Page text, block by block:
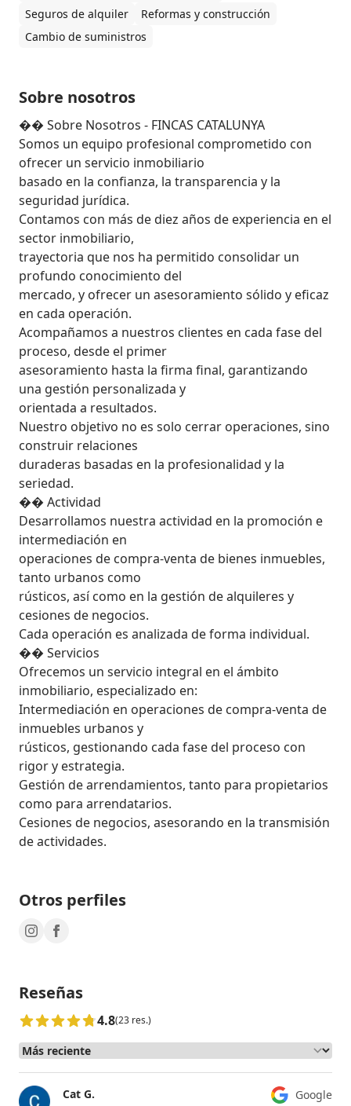
Seguros de alquiler
Reformas y construcción
Cambio de suministros
Sobre nosotros
�� Sobre Nosotros - FINCAS CATALUNYA
Somos un equipo profesional comprometido con
ofrecer un servicio inmobiliario
basado en la confianza, la transparencia y la
seguridad jurídica.
Contamos con más de diez años de experiencia en el
sector inmobiliario,
trayectoria que nos ha permitido consolidar un
profundo conocimiento del
mercado, y ofrecer un asesoramiento sólido y eficaz
en cada operación.
Acompañamos a nuestros clientes en cada fase del
proceso, desde el primer
asesoramiento hasta la firma final, garantizando
una gestión personalizada y
orientada a resultados.
Nuestro objetivo no es solo cerrar operaciones, sino
construir relaciones
duraderas basadas en la profesionalidad y la
seriedad.
�� Actividad
Desarrollamos nuestra actividad en la promoción e
intermediación en
operaciones de compra-venta de bienes inmuebles,
tanto urbanos como
rústicos, así como en la gestión de alquileres y
cesiones de negocios.
Cada operación es analizada de forma individual.
�� Servicios
Ofrecemos un servicio integral en el ámbito
inmobiliario, especializado en:
Intermediación en operaciones de compra-venta de
inmuebles urbanos y
rústicos, gestionando cada fase del proceso con
rigor y estrategia.
Gestión de arrendamientos, tanto para propietarios
como para arrendatarios.
Cesiones de negocios, asesorando en la transmisión
de actividades.
Otros perfiles
Reseñas
4.8(23 res.)
Google
Cat G.